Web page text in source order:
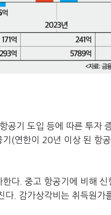
공기 도입 등에 따른 투자
(연한이 20년 이상 된 항
다. 중고 항공기에 비해 신
. 감가상각비는 취득원가